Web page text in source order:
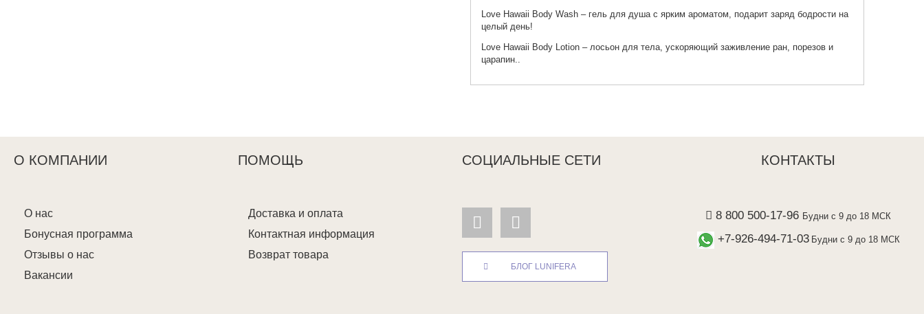
Love Hawaii Body Wash– гель для душа с ярким ароматом, подарит заряд бодрости на
целый день!
Love Hawaii Body Lotion– лосьон для тела, ускоряющий заживление ран, порезов и
царапин..
О КОМПАНИИ ПОМОЩЬ СОЦИАЛЬНЫЕ СЕТИ КОНТАКТЫ
О нас
Бонусная программа
Отзывы о нас
Вакансии
Доставка и оплата
Контактная информация
Возврат товара
БЛОГ LUNIFERA
8 800 500-17-96 Будни с 9 до 18 МСК
+7-926-494-71-03 Будни с 9 до 18 МСК